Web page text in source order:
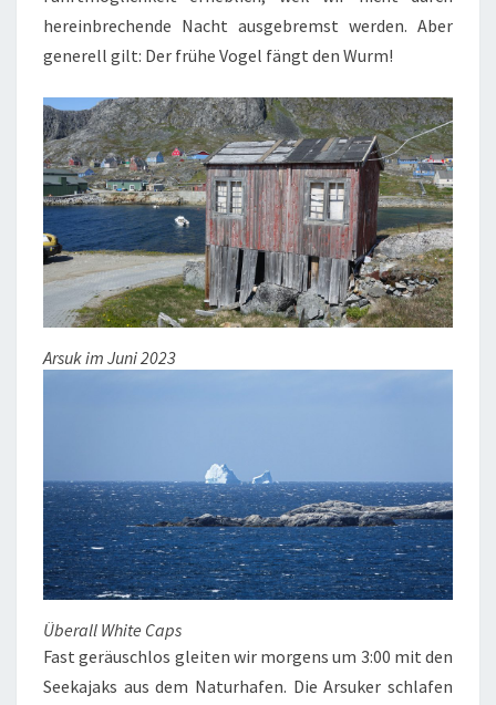
hereinbrechende Nacht ausgebremst werden. Aber
generell gilt: Der frühe Vogel fängt den Wurm!
Arsuk im Juni 2023
Überall White Caps
Fast geräuschlos gleiten wir morgens um 3:00 mit den
Seekajaks aus dem Naturhafen. Die Arsuker schlafen